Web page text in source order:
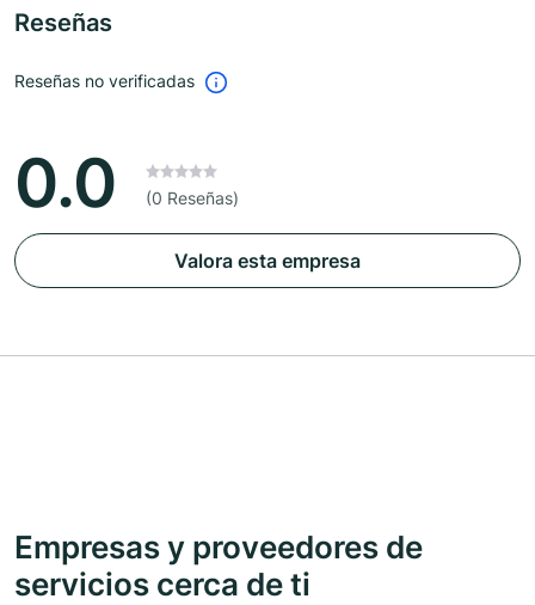
Reseñas
Reseñas no verificadas
0.0 (0 Reseñas)
Valora esta empresa
Empresas y proveedores de
servicios cerca de ti